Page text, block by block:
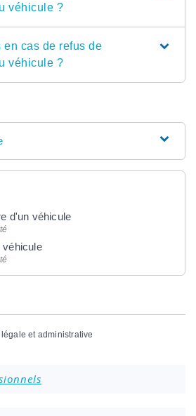
véhicule ?
cas de refus de
véhicule ?
d'un véhicule
véhicule
et administrative